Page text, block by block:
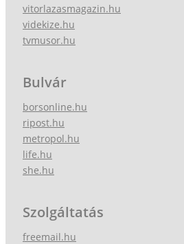
vitorlazasmagazin.hu
videkize.hu
tvmusor.hu
Bulvár
borsonline.hu
ripost.hu
metropol.hu
life.hu
she.hu
Szolgáltatás
freemail.hu